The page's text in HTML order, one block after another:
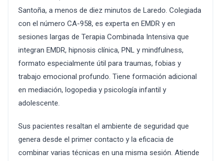
Santoña, a menos de diez minutos de Laredo. Colegiada
con el número CA-958, es experta en EMDR y en
sesiones largas de Terapia Combinada Intensiva que
integran EMDR, hipnosis clínica, PNL y mindfulness,
formato especialmente útil para traumas, fobias y
trabajo emocional profundo. Tiene formación adicional
en mediación, logopedia y psicología infantil y
adolescente.
Sus pacientes resaltan el ambiente de seguridad que
genera desde el primer contacto y la eficacia de
combinar varias técnicas en una misma sesión. Atiende